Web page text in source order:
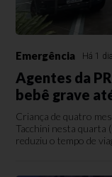
Emergência Há 1 dia
Agentes da
bebê grave
Criança de quatro
Tacchini nesta quarta
reduziu o tempo de